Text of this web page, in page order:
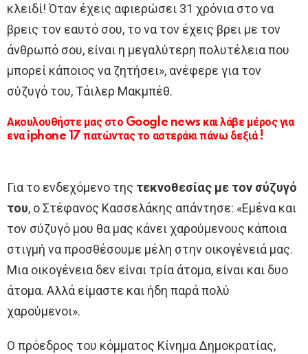
κλειδί! Όταν έχεις αφιερώσει 31 χρόνια στο να
βρεις τον εαυτό σου, το να τον έχεις βρει με τον
άνθρωπό σου, είναι η μεγαλύτερη πολυτέλεια που
μπορεί κάποιος να ζητήσει», ανέφερε για τον
σύζυγό του, Τάιλερ Μακμπέθ.
Ακουλουθήστε μας στο Google news και λάβε μέρος για
ενα iphone 17 πατώντας το αστεράκι πάνω δεξιά !
Για το ενδεχόμενο της τεκνοθεσίας με τον σύζυγό
του, ο Στέφανος Κασσελάκης απάντησε: «Εμένα και
τον σύζυγό μου θα μας κάνει χαρούμενους κάποια
στιγμή να προσθέσουμε μέλη στην οικογένειά μας.
Μια οικογένεια δεν είναι τρία άτομα, είναι και δυο
άτομα. Αλλά είμαστε και ήδη παρά πολύ
χαρούμενοι».
Ο πρόεδρος του κόμματος Κίνημα Δημοκρατίας,